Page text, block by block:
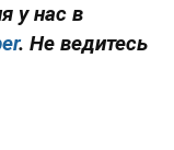
у нас в
. Не ведитесь